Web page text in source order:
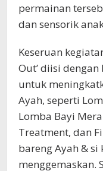
permainan
dan sensorik
Keseruan
Out’ diisi
untuk
Ayah, seperti
Lomba Bayi
Treatment, dan
bareng Ayah &
menggemaskan.